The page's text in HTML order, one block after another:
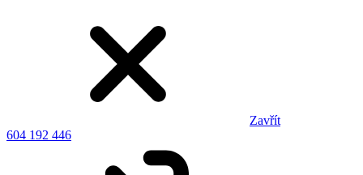
Zavřít
604 192 446